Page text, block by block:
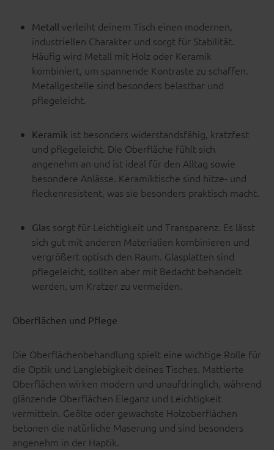
Metall verleiht deinem Tisch einen modernen,
industriellen Charakter und sorgt für Stabilität.
Häufig wird Metall mit Holz oder Keramik
kombiniert, um spannende Kontraste zu schaffen.
Metallgestelle sind besonders belastbar und
pflegeleicht.
Keramik ist besonders widerstandsfähig, kratzfest
und pflegeleicht. Die Oberfläche fühlt sich
angenehm an und ist ideal für den Alltag sowie
besondere Anlässe. Keramiktische sind hitze- und
fleckenresistent, was sie besonders praktisch macht.
Glas sorgt für Leichtigkeit und Transparenz. Es lässt
sich gut mit anderen Materialien kombinieren und
vergrößert optisch den Raum. Glasplatten sind
pflegeleicht, sollten aber mit Bedacht behandelt
werden, um Kratzer zu vermeiden.
Oberflächen und Pflege
Die Oberflächenbehandlung spielt eine wichtige Rolle für
die Optik und Langlebigkeit deines Tisches. Mattierte
Oberflächen wirken modern und unaufdringlich, während
glänzende Oberflächen Eleganz und Leichtigkeit
vermitteln. Geölte oder gewachste Holzoberflächen
betonen die natürliche Maserung und sind besonders
angenehm in der Haptik.